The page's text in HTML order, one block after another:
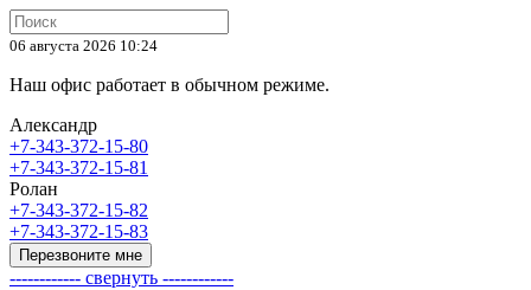
06 августа 2026 10:24
Наш офис работает в обычном режиме.
Александр
+7-343-372-15-80
+7-343-372-15-81
Ролан
+7-343-372-15-82
+7-343-372-15-83
Перезвоните мне
------------ свернуть ------------